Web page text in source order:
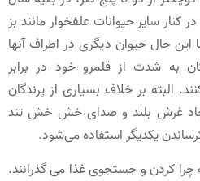
سایر حیوانات علفخوار مانند بز
حال حیوان دیگری در اطراف آنها
به شدت از قلمرو خود در برابر
البته بر خلاف بسیاری از پرندگان
غرش بلند و صدای خش خش تند
یکدیگر استفاده می‌شود.
چرا کردن و جستجوی غذا می گذرانند.